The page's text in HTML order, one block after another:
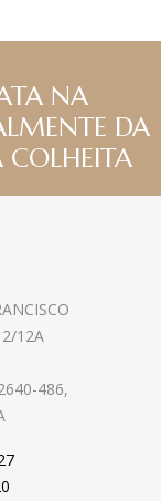
NA
DA
12A
486,